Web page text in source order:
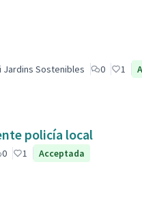
Jardins Sostenibles 0 1
policía local
0 1 Acceptada